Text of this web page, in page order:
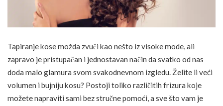
Tapiranje kose možda zvuči kao nešto iz visoke mode, ali
zapravo je pristupačan i jednostavan način da svatko od nas
doda malo glamura svom svakodnevnom izgledu. Želite li veći
volumen i bujniju kosu? Postoji toliko različitih frizura koje
možete napraviti sami bez stručne pomoći, a sve što vam je